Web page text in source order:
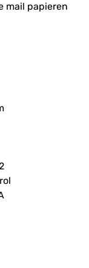
mail papieren